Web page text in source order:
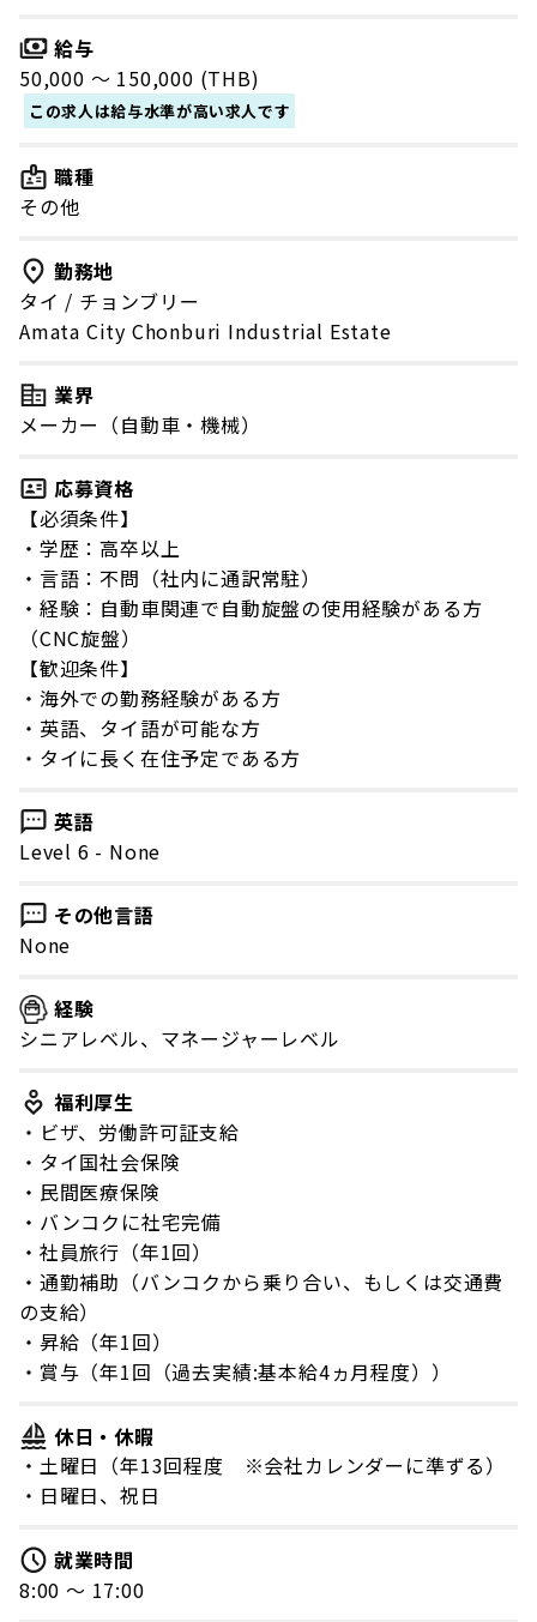
給与
50,000 〜 150,000 (THB)
この求人は給与水準が高い求人です
職種
その他
勤務地
タイ / チョンブリー
Amata City Chonburi Industrial Estate
業界
メーカー（自動車・機械）
応募資格
【必須条件】
・学歴：高卒以上
・言語：不問（社内に通訳常駐）
・経験：自動車関連で自動旋盤の使用経験がある方
（CNC旋盤）
【歓迎条件】
・海外での勤務経験がある方
・英語、タイ語が可能な方
・タイに長く在住予定である方
英語
Level 6 - None
その他言語
None
経験
シニアレベル、マネージャーレベル
福利厚生
・ビザ、労働許可証支給
・タイ国社会保険
・民間医療保険
・バンコクに社宅完備
・社員旅行（年1回）
・通勤補助（バンコクから乗り合い、もしくは交通費
の支給）
・昇給（年1回）
・賞与（年1回（過去実績:基本給4ヵ月程度））
休日・休暇
・土曜日（年13回程度 ※会社カレンダーに準ずる）
・日曜日、祝日
就業時間
8:00 〜 17:00